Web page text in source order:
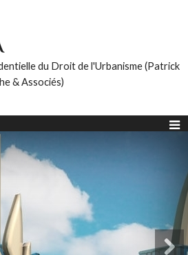
du Droit de l'Urbanisme (Patrick
& Associés)